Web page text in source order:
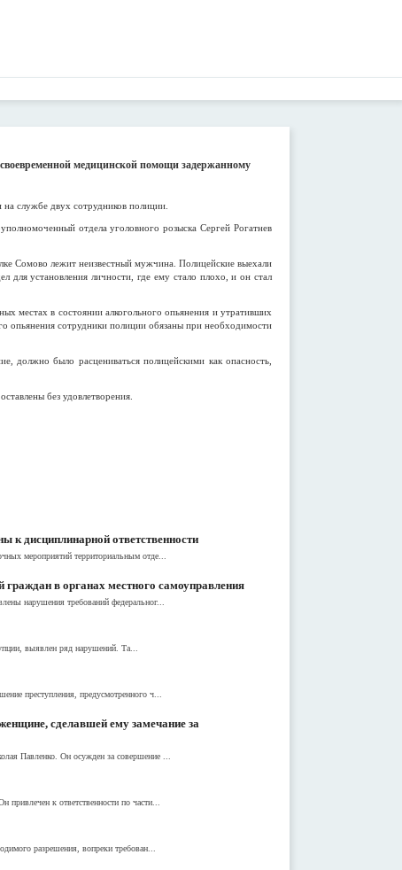
медицинской помощи задержанному
службе двух сотрудников полиции.
отдела уголовного розыска Сергей Рогатнев
Сомово лежит неизвестный мужчина. Полицейские выехали
для установления личности, где ему стало плохо, и он стал
местах в состоянии алкогольного опьянения и утративших
опьянения сотрудники полиции обязаны при необходимости
должно было расцениваться полицейскими как опасность,
без удовлетворения.
к дисциплинарной ответственности
мероприятий территориальным отде...
в органах местного самоуправления
нарушения требований федеральног...
выявлен ряд нарушений. Та...
преступления, предусмотренного ч...
сделавшей ему замечание за
Павленко. Он осужден за совершение ...
к ответственности по части...
разрешения, вопреки требован...